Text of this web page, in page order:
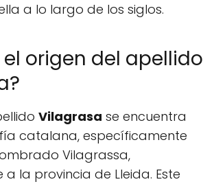
a lo largo de los siglos.
el origen del apellido
Vilagrasa se encuentra
catalana, específicamente
Vilagrassa,
a la provincia de Lleida. Este